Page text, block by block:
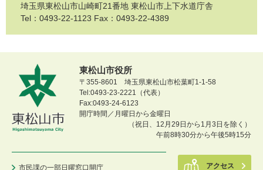
埼玉県東松山市山崎町21番地 東松山市上下水道庁舎
Tel：0493-22-1123 Fax：0493-22-4389
東松山市役所
〒355-8601 埼玉県東松山市松葉町1-1-58
Tel:0493-23-2221（代表）
Fax:0493-24-6123
開庁時間／月曜日から金曜日
（祝日、12月29日から1月3日を除く）
午前8時30分から午後5時15分
市民課の一部日曜窓口開庁 アクセス